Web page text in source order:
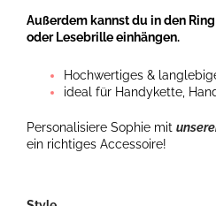
Außerdem kannst du in den
oder Lesebrille einhängen.
Hochwertiges &
ideal für Handykette,
Personalisiere Sophie mit
ein richtiges Accessoire!
Sophie,